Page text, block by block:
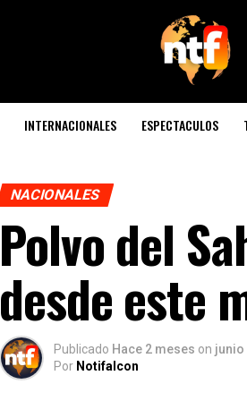
INTERNACIONALES ESPECTACULOS
NACIONALES
Polvo del
desde este
Publicado Hace 2 meses on junio
Por Notifalcon